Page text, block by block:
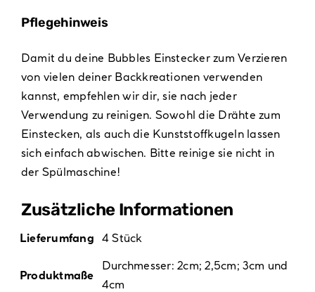
Pflegehinweis
Damit du deine Bubbles Einstecker zum Verzieren
von vielen deiner Backkreationen verwenden
kannst, empfehlen wir dir, sie nach jeder
Verwendung zu reinigen. Sowohl die Drähte zum
Einstecken, als auch die Kunststoffkugeln lassen
sich einfach abwischen. Bitte reinige sie nicht in
der Spülmaschine!
Zusätzliche Informationen
Lieferumfang 4 Stück
Produktmaße
Durchmesser: 2cm; 2,5cm; 3cm und
4cm